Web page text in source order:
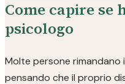
Come capire se
psicologo
Molte persone
pensando che il proprio